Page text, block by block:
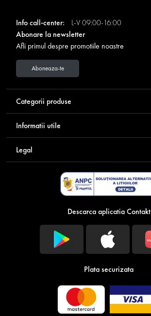
Info call-center:
L-V 09:00-16:00
Abonare la newsletter
Afli primul despre promotiile noastre
Aboneaza-te
Categorii produse
Informatii utile
Legal
Descarca aplicatia Contakt
Plata securizata